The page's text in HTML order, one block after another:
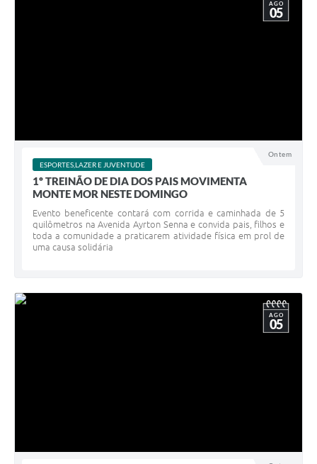
Ontem
AGO
05
ESPORTES,LAZER E JUVENTUDE
1º TREINÃO DE DIA DOS PAIS MOVIMENTA
MONTE MOR NESTE DOMINGO
Evento beneficente contará com corrida e caminhada de 5
quilômetros na Avenida Ayrton Senna e convida pais, filhos e
toda a comunidade a praticarem atividade física em prol de
uma causa solidária
AGO
05